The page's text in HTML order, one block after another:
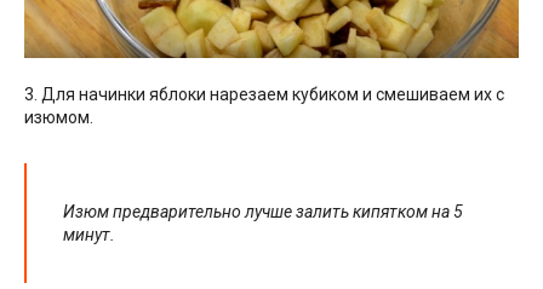
3. Для начинки яблоки нарезаем кубиком и смешиваем их с
изюмом.
Изюм предварительно лучше залить кипятком на 5
минут.